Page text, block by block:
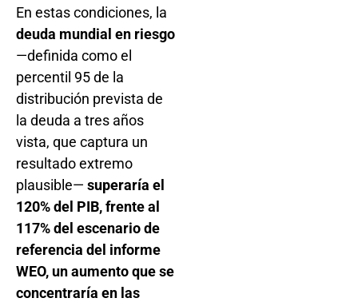
En estas condiciones, la
deuda mundial en riesgo
—definida como el
percentil 95 de la
distribución prevista de
la deuda a tres años
vista, que captura un
resultado extremo
plausible— superaría el
120% del PIB, frente al
117% del escenario de
referencia del informe
WEO, un aumento que se
concentraría en las